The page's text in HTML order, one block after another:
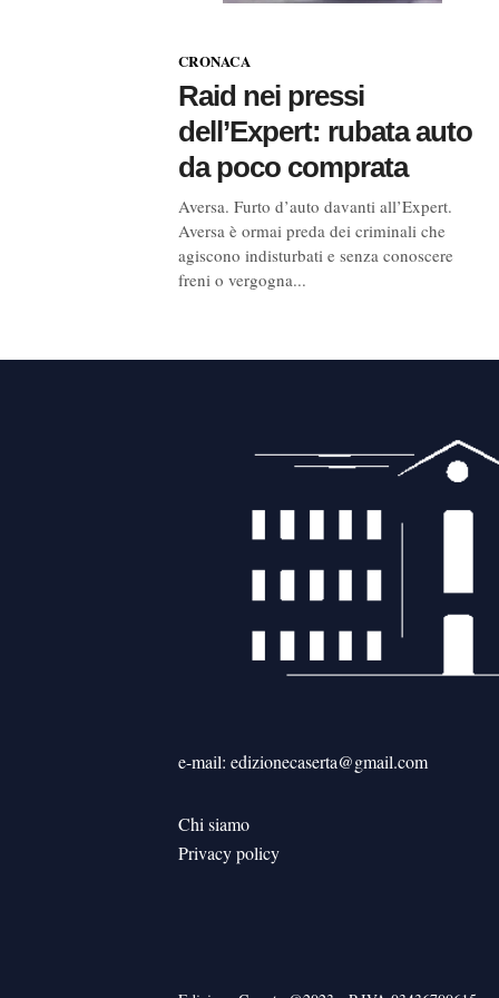
CRONACA
Raid nei pressi
dell’Expert: rubata auto
da poco comprata
Aversa. Furto d’auto davanti all’Expert.
Aversa è ormai preda dei criminali che
agiscono indisturbati e senza conoscere
freni o vergogna...
e-mail: edizionecaserta@gmail.com
Chi siamo
Privacy policy